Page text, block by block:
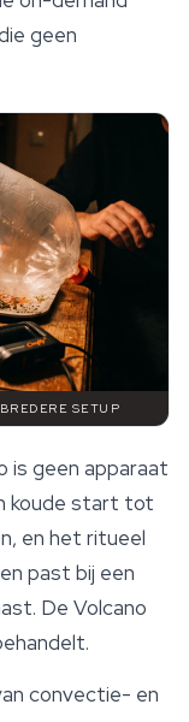
geen
SETUP
is geen apparaat
koude start tot
en het ritueel
past bij een
De Volcano
convectie- en